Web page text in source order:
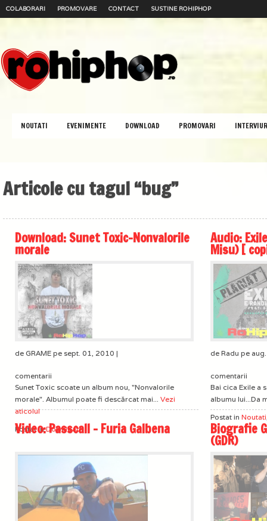
COLABORARI PROMOVARE CONTACT SUSTINE ROHIPHOP
NOUTATI EVENIMENTE DOWNLOAD PROMOVARI
Articole cu tagul “bug”
Download: Sunet Toxic-Nonvalorile
morale
de GRAME pe sept. 01, 2010 |
comentarii
Sunet Toxic scoate un album nou, "Nonvalorile
morale". Albumul poate fi descărcat mai... Vezi
aticolul
Postat inDownload
Audio:
Misu) [
de Radu pe
comentarii
Bai cica Exile a
albumu lui...Da
Postat in Noutati
Video: Passcall – Furia Galbena Biografie
(GDR)